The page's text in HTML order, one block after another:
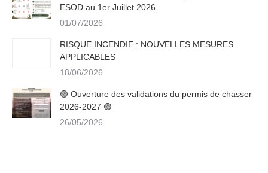
ESOD au 1er Juillet 2026
01/07/2026
RISQUE INCENDIE : NOUVELLES MESURES
APPLICABLES
18/06/2026
🟢 Ouverture des validations du permis de chasser
2026-2027 🟢
26/05/2026